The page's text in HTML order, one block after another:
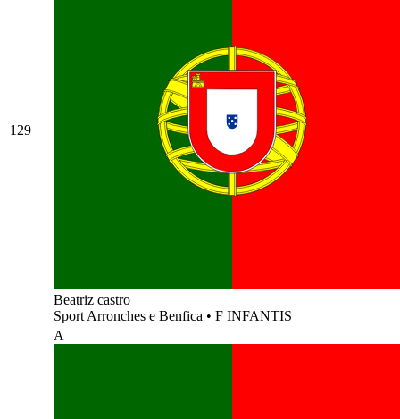
129
Beatriz castro
Sport Arronches e Benfica • F INFANTIS
A